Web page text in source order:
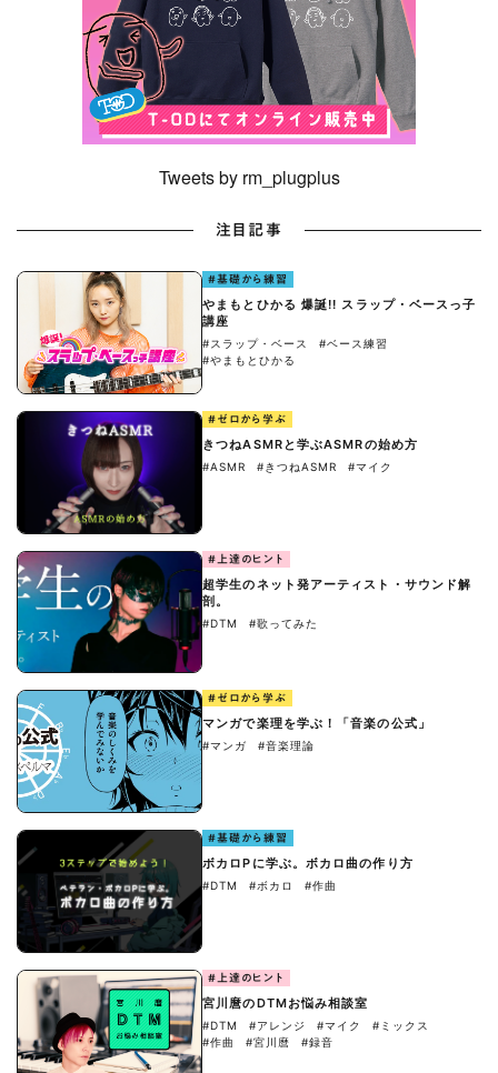
Tweets by rm_plugplus
注目記事
#基礎から練習
やまもとひかる 爆誕!! スラップ・ベースっ子
講座
#スラップ・ベース
#ベース練習
#やまもとひかる
#ゼロから学ぶ
きつねASMRと学ぶASMRの始め方
#ASMR #きつねASMR #マイク
#上達のヒント
超学生のネット発アーティスト・サウンド解
剖。
#DTM #歌ってみた
#ゼロから学ぶ
マンガで楽理を学ぶ！「音楽の公式」
#マンガ #音楽理論
#基礎から練習
ボカロPに学ぶ。ボカロ曲の作り方
#DTM #ボカロ #作曲
#上達のヒント
宮川麿のDTMお悩み相談室
#DTM #アレンジ #マイク
#ミックス
#作曲
#宮川麿 #録音